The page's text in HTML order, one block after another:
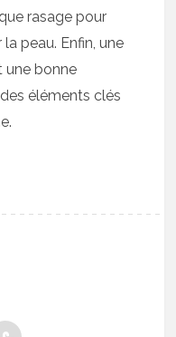
rasage pour
peau. Enfin, une
une bonne
éléments clés